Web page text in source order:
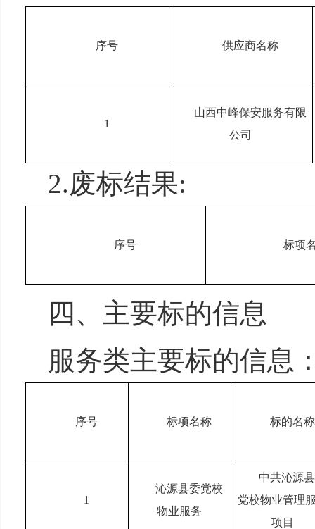
序号 供应商名称
1
山西中峰保安服务有限
公司
2.废标结果:
序号 标项
四、主要标的信息
服务类主要标的信息
序号 标项名称 标的名称
1
沁源县委党校
物业服务
中共沁源
党校物业管理
项目